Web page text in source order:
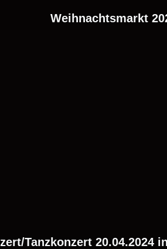
Weihnachtsmarkt
Tanzkonzert 20.04.2024